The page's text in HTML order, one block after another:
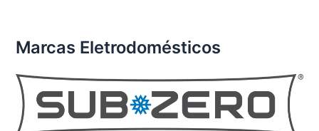
Marcas Eletrodomésticos